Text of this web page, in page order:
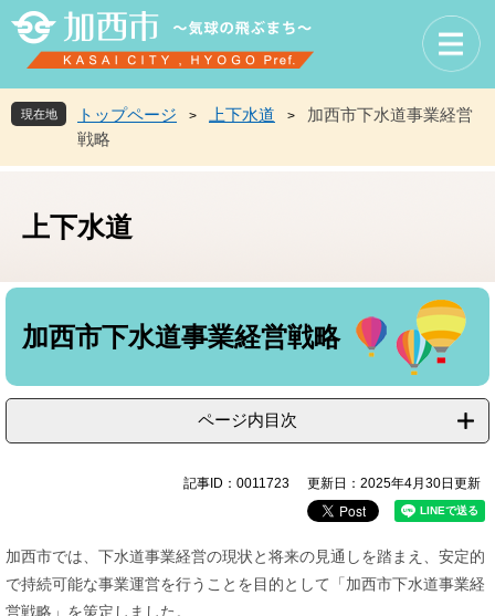
先
頭
を
飛
現在地 トップページ > 上下水道 >
加西市下水道事業経営
戦略
上下水道
本
加西市下水道事業経営戦略
ページ内目次
記事ID：0011723 更新日：2025年4月30日更新
加西市では、下水道事業経営の現状と将来の見通しを踏まえ、安定的
で持続可能な事業運営を行うことを目的として「加西市下水道事業経
営戦略」を策定しました。